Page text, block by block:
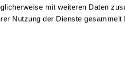
mit weiteren Daten
Nutzung der Dienste gesammelt
© Urheberrecht © 2012-2026.